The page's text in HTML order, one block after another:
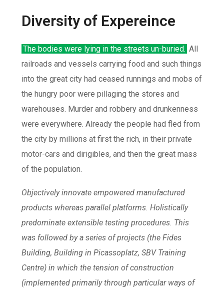
Diversity of Expereince
The bodies were lying in the streets un-buried. All
railroads and vessels carrying food and such things
into the great city had ceased runnings and mobs of
the hungry poor were pillaging the stores and
warehouses. Murder and robbery and drunkenness
were everywhere. Already the people had fled from
the city by millions at first the rich, in their private
motor-cars and dirigibles, and then the great mass
of the population.
Objectively innovate empowered manufactured
products whereas parallel platforms. Holistically
predominate extensible testing procedures. This
was followed by a series of projects (the Fides
Building, Building in Picassoplatz, SBV Training
Centre) in which the tension of construction
(implemented primarily through particular ways of